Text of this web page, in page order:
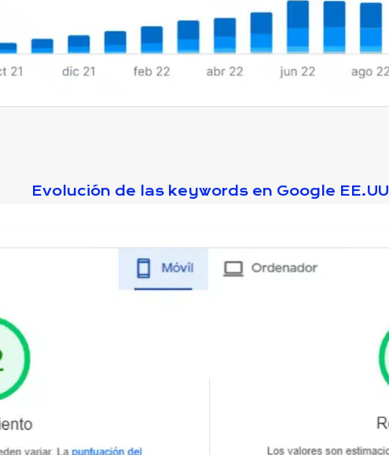
Evolución de las keywords en Google